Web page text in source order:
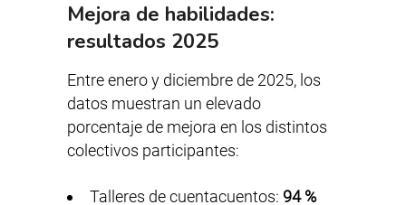
Mejora de habilidades:
resultados 2025
Entre enero y diciembre de 2025, los
datos muestran un elevado
porcentaje de mejora en los distintos
colectivos participantes:
Talleres de cuentacuentos: 94 %